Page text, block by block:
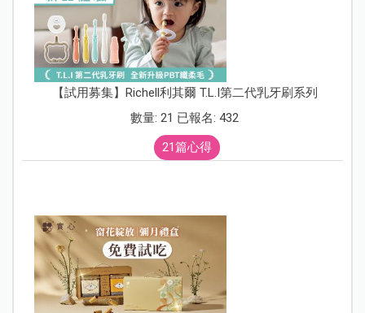
【試用募集】Richell利其爾 T.L.I第二代乳牙刷系列
數量: 21 已報名: 432
21篇心得